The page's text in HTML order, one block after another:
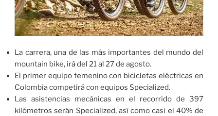
La carrera, una de las más importantes del mundo del
mountain bike, irá del 21 al 27 de agosto.
El primer equipo femenino con bicicletas eléctricas en
Colombia competirá con equipos Specialized.
Las asistencias mecánicas en el recorrido de 397
kilómetros serán Specialized, así como casi el 40% de